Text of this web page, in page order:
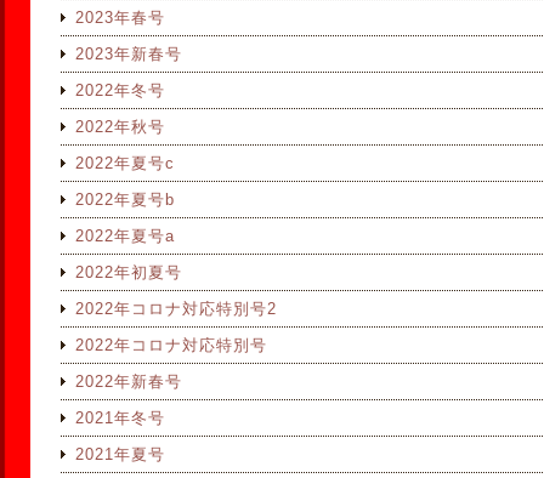
2023年春号
2023年新春号
2022年冬号
2022年秋号
2022年夏号c
2022年夏号b
2022年夏号a
2022年初夏号
2022年コロナ対応特別号2
2022年コロナ対応特別号
2022年新春号
2021年冬号
2021年夏号